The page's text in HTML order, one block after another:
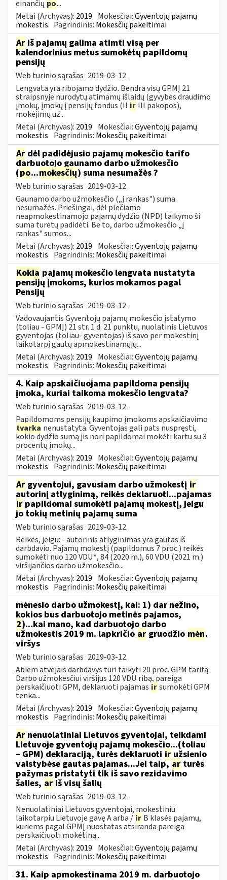
einančių po...
Metai (Archyvas): 2019 Mokesčiai:Gyventojų pajamų
mokestis Pagrindinis: Mokesčių pakeitimai
Ar iš pajamų galima atimti visą per
kalendorinius metus sumokėtų papildomų
pensijų
Web turinio sąrašas 2019-03-12
Lengvata yra ribojamo dydžio. Bendra visų GPMĮ 21
straipsnyje nurodytų atimamų išlaidų (gyvybės draudimo
įmokų, įmokų į pensijų fondus (II ir III pakopos),
mokėjimų už...
Metai (Archyvas): 2019 Mokesčiai:Gyventojų pajamų
mokestis Pagrindinis: Mokesčių pakeitimai
Ar dėl padidėjusio pajamų mokesčio tarifo
darbuotojo gaunamo darbo užmokesčio
(po...mokesčių) suma nesumažės ?
Web turinio sąrašas 2019-03-12
Gaunamo darbo užmokesčio („į rankas") suma
nesumažės. Priešingai, dėl plečiamo
neapmokestinamojo pajamų dydžio (NPD) taikymo ši
suma turėtų padidėti. Be to, darbo užmokesčio „į
rankas" sumos...
Metai (Archyvas): 2019 Mokesčiai:Gyventojų pajamų
mokestis Pagrindinis: Mokesčių pakeitimai
Kokia pajamų mokesčio lengvata nustatyta
pensijų įmokoms, kurios mokamos pagal
Pensijų
Web turinio sąrašas 2019-03-12
Vadovaujantis Gyventojų pajamų mokesčio įstatymo
(toliau - GPMĮ) 21 str. 1 d. 21 punktu, nuolatinis Lietuvos
gyventojas (toliau- gyventojas) iš savo per mokestinį
laikotarpį gautų apmokestinamųjų...
Metai (Archyvas): 2019 Mokesčiai:Gyventojų pajamų
mokestis Pagrindinis: Mokesčių pakeitimai
4. Kaip apskaičiuojama papildoma pensijų
įmoka, kuriai taikoma mokesčio lengvata?
Web turinio sąrašas 2019-03-12
Papildomoms pensijų kaupimo įmokoms apskaičiavimo
tvarka nenustatyta. Gyventojas gali pats nuspręsti,
kokio dydžio sumą jis nori papildomai mokėti kartu su 3
procentų įmokų...
Metai (Archyvas): 2019 Mokesčiai:Gyventojų pajamų
mokestis Pagrindinis: Mokesčių pakeitimai
Ar gyventojui, gavusiam darbo užmokestį ir
autorinį atlyginimą, reikės deklaruoti...pajamas
ir papildomai sumokėti pajamų mokestį, jeigu
jo tokių metinių pajamų suma
Web turinio sąrašas 2019-03-12
Reikės, jeigu: - autorinis atlyginimas yra gautas iš
darbdavio. Pajamų mokestį (papildomus 7 proc.) reikės
sumokėti nuo 120 VDU*, 84 (2020 m.), 60 VDU (2021 m.)
viršijančios darbo užmokesčio...
Metai (Archyvas): 2019 Mokesčiai:Gyventojų pajamų
mokestis Pagrindinis: Mokesčių pakeitimai
mėnesio darbo užmokestį, kai: 1) dar nežino,
kokios bus darbuotojo metinės pajamos,
2)...kai mano, kad darbuotojo darbo
užmokestis 2019 m. lapkričio ar gruodžio mėn.
viršys
Web turinio sąrašas 2019-03-12
Abiem atvejais darbdavys turi taikyti 20 proc. GPM tarifą.
Darbo užmokesčiui viršijus 120 VDU ribą, pareiga
perskaičiuoti GPM, deklaruoti pajamas irsumokėti GPM
tenka...
Metai (Archyvas): 2019 Mokesčiai:Gyventojų pajamų
mokestis Pagrindinis: Mokesčių pakeitimai
Ar nenuolatiniai Lietuvos gyventojai, teikdami
Lietuvoje gyventojų pajamų mokesčio...(toliau
– GPM) deklaraciją, turės deklaruoti ir užsienio
valstybėse gautas pajamas...Jei taip,ar turės
pažymas pristatyti tik iš savo rezidavimo
šalies, ar iš visų šalių
Web turinio sąrašas 2019-03-12
Nenuolatiniai Lietuvos gyventojai, mokestiniu
laikotarpiu Lietuvoje gavę A arba / ir B klasės pajamų,
kuriems pagal GPMĮ nuostatas atsiranda pareiga
perskaičiuoti mokėtiną...
Metai (Archyvas): 2019 Mokesčiai:Gyventojų pajamų
mokestis Pagrindinis: Mokesčių pakeitimai
31. Kaip apmokestinama 2019 m. darbuotojo